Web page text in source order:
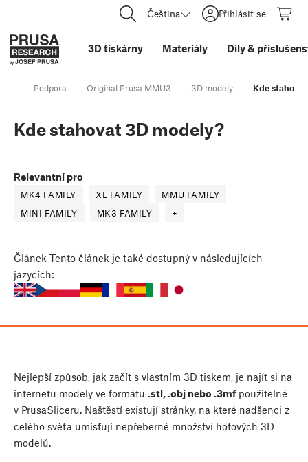
Čeština Přihlásit se
3D tiskárny Materiály Díly&
Podpora Original Prusa MMU3 3D modely Kde
Kde stahovat 3D modely?
Relevantní pro
MK4 FAMILY XL FAMILY
MMU FAMILY
MINI FAMILY
MK3 FAMILY +
Článek Tento článek je také dostupný v následujících
jazycích:
Nejlepší způsob, jak začít s vlastním 3D tiskem, je najít si na
internetu modely ve formátu .stl, .obj nebo .3mfpoužitelné
v PrusaSliceru. Naštěstí existují stránky, na které nadšenci z
celého světa umísťují nepřeberné množství hotových 3D
modelů.